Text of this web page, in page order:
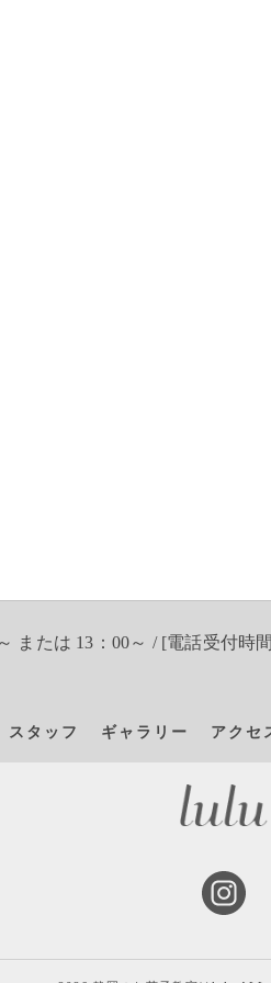
または 13：00～ / [電話受付時
スタッフ ギャラリー アクセ